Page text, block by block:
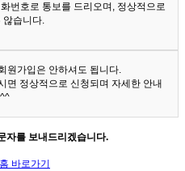
번호로 통보를 드리오며, 정상적으로
않습니다.
원가입은 안하셔도 됩니다.
면 정상적으로 신청되며 자세한 안내
자를 보내드리겠습니다.
홈 바로가기